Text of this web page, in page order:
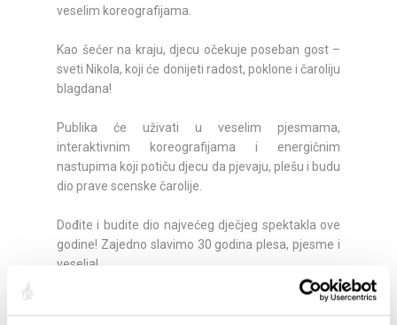
veselim koreografijama.
Kao šećer na kraju, djecu očekuje poseban gost –
sveti Nikola, koji će donijeti radost, poklone i čaroliju
blagdana!
Publika će uživati u veselim pjesmama,
interaktivnim koreografijama i energičnim
nastupima koji potiču djecu da pjevaju, plešu i budu
dio prave scenske čarolije.
Dođite i budite dio najvećeg dječjeg spektakla ove
godine! Zajedno slavimo 30 godina plesa, pjesme i
veselja!